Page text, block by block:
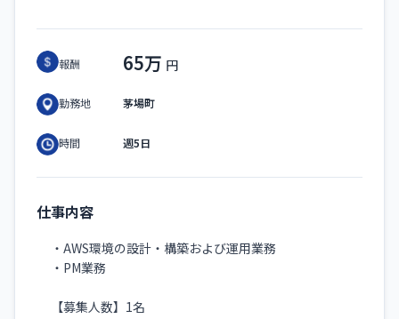
報酬 65万
勤務地 茅場町
時間 週5日
仕事内容
・AWS環境の設計・構築および運用業務
・PM業務
【募集人数】1名